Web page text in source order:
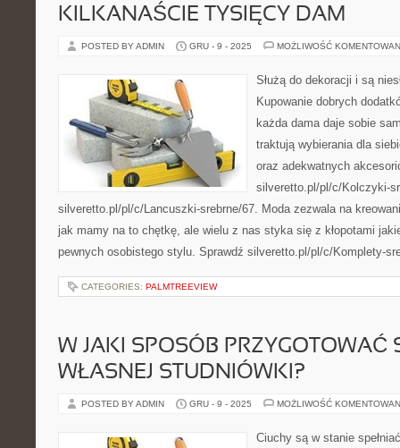
KILKANAŚCIE TYSIĘCY DAM
POSTED BY ADMIN GRU - 9 - 2025 MOŻLIWOŚĆ
Służą do dekoracji i są
Kupowanie dobrych
każda dama daje sobie
traktują wybierania dla
oraz adekwatnych
silveretto.pl/pl/c/Kolczyki-
silveretto.pl/pl/c/Lancuszki-srebrne/67. Moda zezwala na
jak mamy na to chętkę, ale wielu z nas styka się z kłopotami
pewnych osobistego stylu. Sprawdź silveretto.pl/pl/c/Komplety-
CATEGORIES: PALMTREEVIEW
W JAKI SPOSÓB PRZYGOTOWAĆ
WŁASNEJ STUDNIÓWKI?
POSTED BY ADMIN GRU - 9 - 2025 MOŻLIWOŚĆ
Ciuchy są w stanie